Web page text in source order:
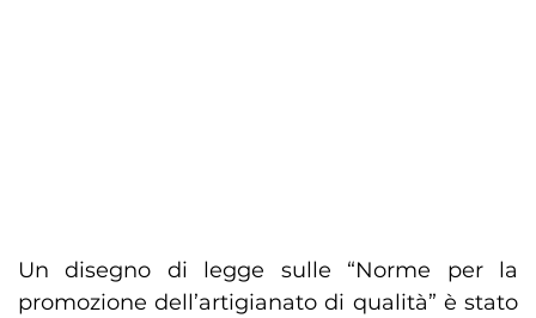
Un disegno di legge sulle “Norme per la
promozione dell’artigianato di qualità” è stato